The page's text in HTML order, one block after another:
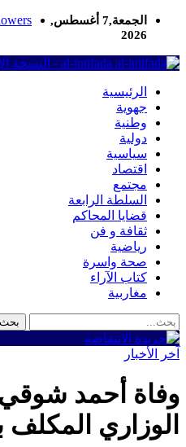
الجمعة,7 أغسطس,
2026
al-intifada - النسخة الإلكترونية لجريدة الانتفاضة
الرئيسية
جهوية
وطنية
دولية
سياسية
اقتصاد
مجتمع
السلطة الرابعة
قضايا المحاكم
ثقافة و فن
رياضية
صحة واسرة
كتاب الآراء
مغاربية
آخر الأخبار
وفاة أحمد
الوزاري